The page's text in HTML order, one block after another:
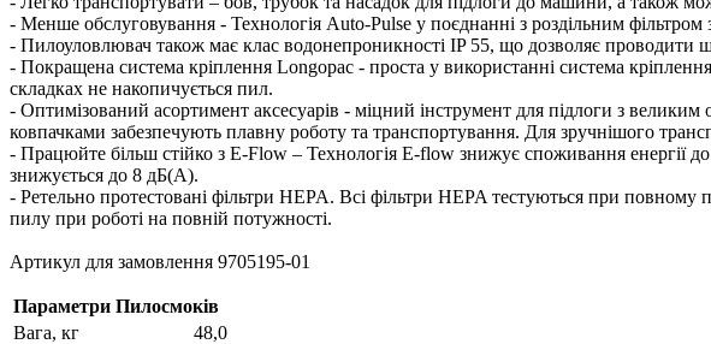
- Менше обслуговування - Технологія Auto-Pulse у поєднанні з роздільним
- Пилоуловлювач також має клас водонепроникності IP 55, що дозволяє проводити
- Покращена система кріплення Longopac - проста у використанні система
складках не накопичується пил.
- Оптимізований асортимент аксесуарів - міцний інструмент для підлоги з
ковпачками забезпечують плавну роботу та транспортування. Для зручнішого
- Працюйте більш стійко з E-Flow – Технологія E-flow знижує споживання енергії
знижується до 8 дБ(A).
- Ретельно протестовані фільтри HEPA. Всі фільтри HEPA тестуються при
пилу при роботі на повній потужності.
Артикул для замовлення 9705195-01
Параметри Пилосмоків
Вага, кг
48,0